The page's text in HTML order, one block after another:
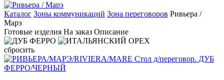
Каталог Зоны коммуникаций Зона переговоров Ривьера /
Марэ
Готовые изделия На заказ Описание
сбросить